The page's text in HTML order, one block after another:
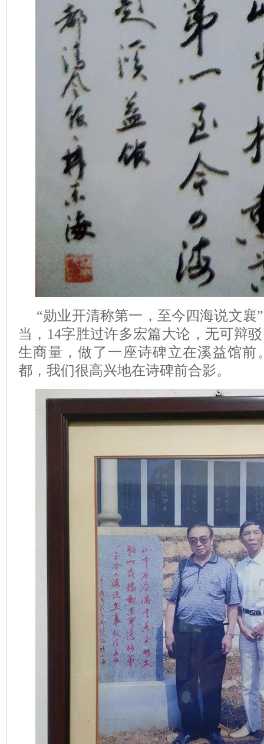
“勋业开清称第一，至今四海说文襄
当，14字胜过许多宏篇大论，无可辩
生商量，做了一座诗碑立在溪益馆前
都，我们很高兴地在诗碑前合影。